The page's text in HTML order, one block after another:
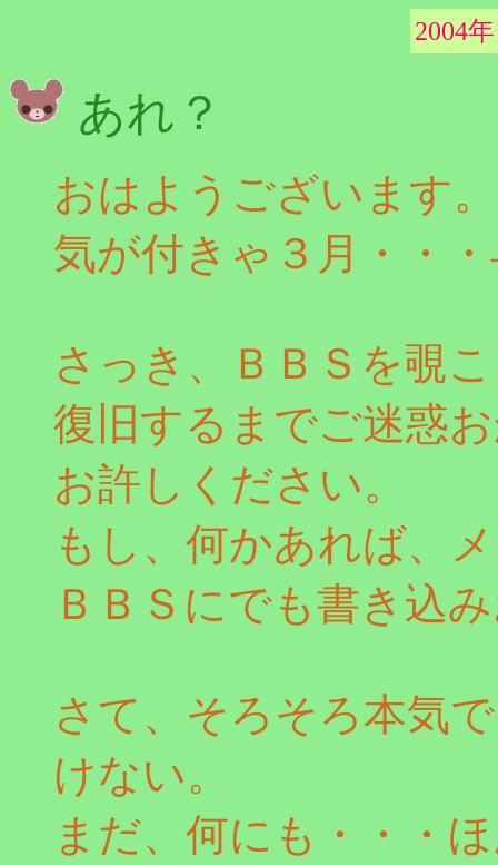
2004
あれ？
おはようございます。
気が付きゃ３月・・
さっき、ＢＢＳを覗
復旧するまでご迷惑
お許しください。
もし、何かあれば、
ＢＢＳにでも書き込
さて、そろそろ本気
けない。
まだ、何にも・・・